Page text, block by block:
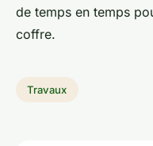
de temps en temps
coffre.
Travaux